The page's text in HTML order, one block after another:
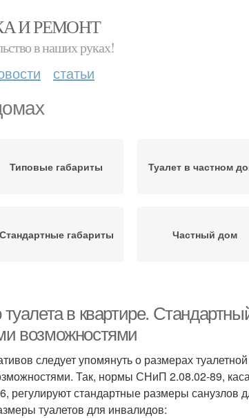
И РЕМОНТ
в наших руках!
статьи
Типовые габариты Туалет в частном
Стандартные габариты Частный дом
в квартире.
возможностями
следует упомянуть о размерах
Так, нормы СНиП 2.08.02-89,
регулируют стандартные размеры санузлов
туалетов для инвалидов: